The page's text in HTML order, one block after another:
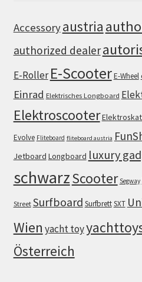
Accessoryaustria
authorized dealer
E-Roller E-ScooterE-Wheel
Einrad Elektrisches Longboard
Elektroscooter
Evolve Fliteboard fliteboard austria
Jetboard Longboard luxury
schwarzScooter Segway
Street Surfboard SurfbrettSXT
Wien yacht toy
Österreich